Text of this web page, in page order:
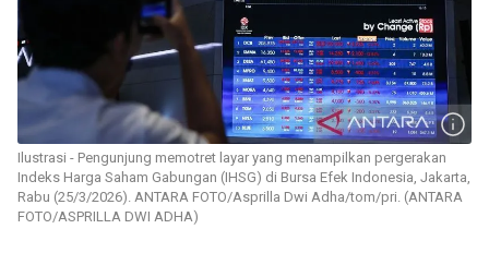
Ilustrasi - Pengunjung memotret layar yang menampilkan pergerakan
Indeks Harga Saham Gabungan (IHSG) di Bursa Efek Indonesia, Jakarta,
Rabu (25/3/2026). ANTARA FOTO/Asprilla Dwi Adha/tom/pri. (ANTARA
FOTO/ASPRILLA DWI ADHA)